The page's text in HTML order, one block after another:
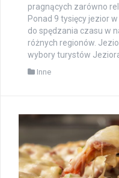
pragnących zarówno
Ponad 9 tysięcy jezior
do spędzania czasu w
różnych regionów.
wybory turystów
Inne